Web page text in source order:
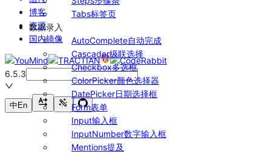
博客
资源
国内镜像
6.5.3
中En
Tabs标签页
数据录入
AutoComplete自动完成
Cascader级联选择
Checkbox多选框
ColorPicker颜色选择器
DatePicker日期选择框
Form表单
Input输入框
InputNumber数字输入框
Mentions提及